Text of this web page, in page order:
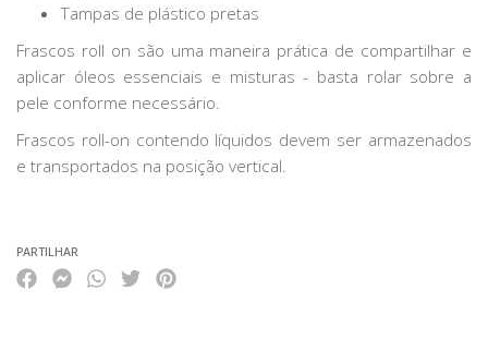
Tampas de plástico pretas
Frascos roll on são uma maneira prática de compartilhar e
aplicar óleos essenciais e misturas - basta rolar sobre a
pele conforme necessário.
Frascos roll-on contendo líquidos devem ser armazenados
e transportados na posição vertical.
PARTILHAR